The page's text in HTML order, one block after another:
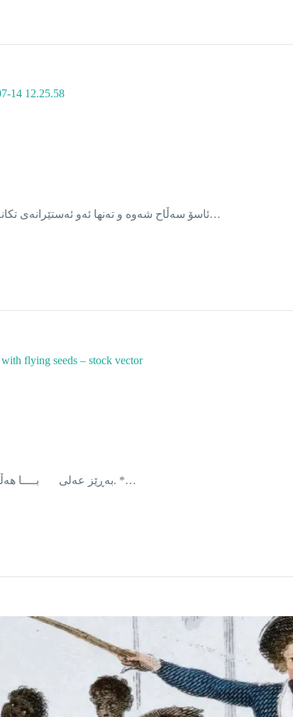
ئاسۆ سەڵاح شەوە و تەنها ئەو ئەستێرانەی تکانەوە لەمە تێدەگەن؛ زەمەنێکی جێماو لە کوچە قەموورەکاندا ڕێگایەکی کۆن کە ناچێتەوە سەر…
بەڕێز عەلی بــــا هەڵیکرد کەروێشکە دەکەن کەزییەکانم. * * * لەداخی سەنگینیی خۆیان ژەنگیان هێناوە بەردەکان. *…